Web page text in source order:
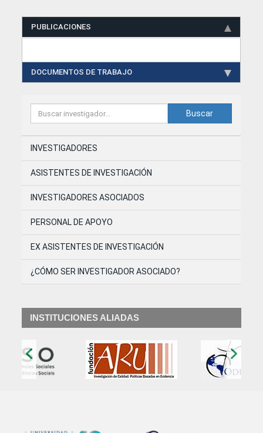
Buscar
INVESTIGADORES
ASISTENTES DE INVESTIGACIÓN
INVESTIGADORES ASOCIADOS
PERSONAL DE APOYO
EX ASISTENTES DE INVESTIGACIÓN
¿CÓMO SER INVESTIGADOR ASOCIADO?
PUBLICACIONES
DOCUMENTOS DE TRABAJO
INSTITUCIONES ALIADAS